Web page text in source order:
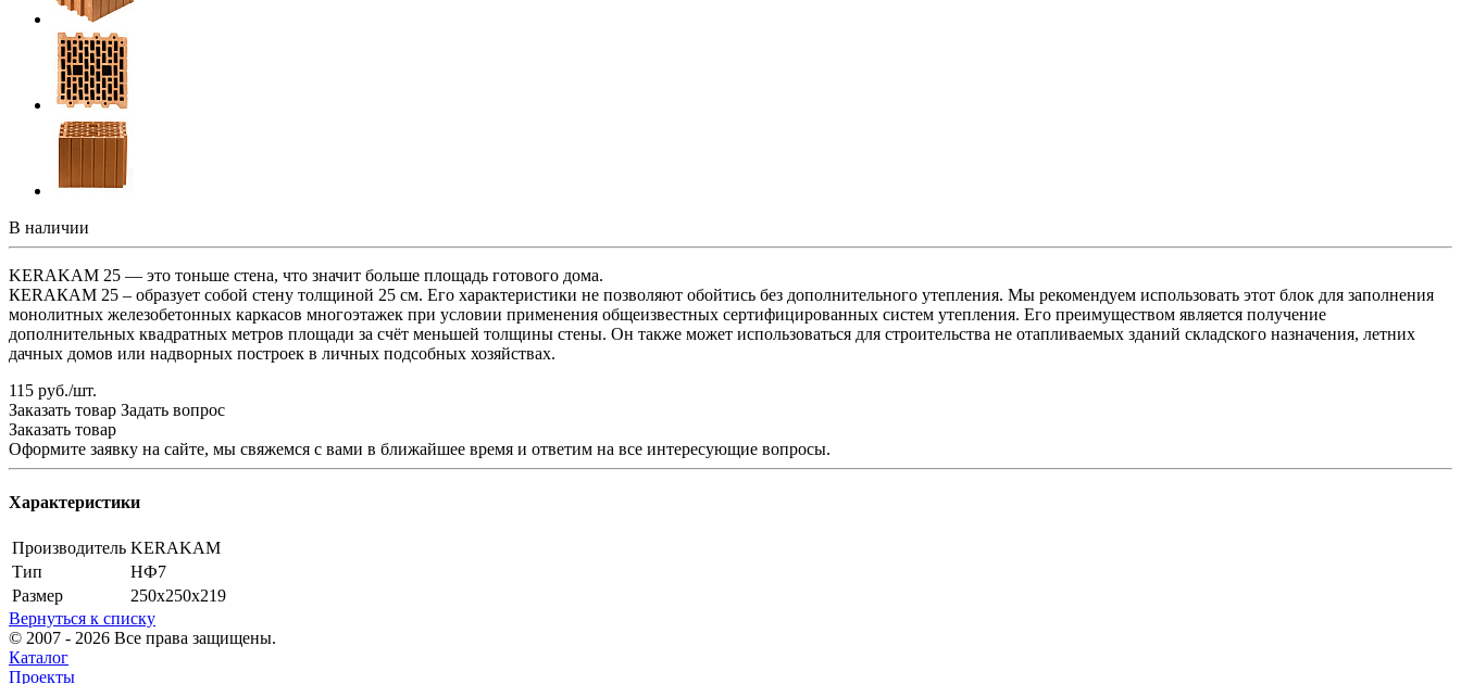
В наличии
KERAKAM 25 — это тоньше стена, что значит больше площадь готового дома.
КЕRАКАМ 25 – образует собой стену толщиной 25 см. Его характеристики не позволяют обойтись без дополнительного утепления. Мы рекомендуем использовать этот блок для заполнения
монолитных железобетонных каркасов многоэтажек при условии применения общеизвестных сертифицированных систем утепления. Его преимуществом является получение
дополнительных квадратных метров площади за счёт меньшей толщины стены. Он также может использоваться для строительства не отапливаемых зданий складского назначения, летних
дачных домов или надворных построек в личных подсобных хозяйствах.
115 руб./шт.
Заказать товар Задать вопрос
Заказать товар
Оформите заявку на сайте, мы свяжемся с вами в ближайшее время и ответим на все интересующие вопросы.
Характеристики
Производитель KERAKAM
Тип
НФ7
Размер
250х250х219
Вернуться к списку
© 2007 - 2026 Все права защищены.
Каталог
Проекты